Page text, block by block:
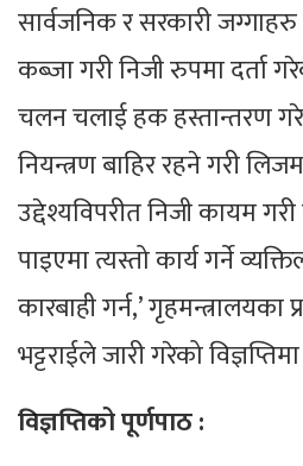
सार्वजनिक र सरकारी
कब्जा गरी निजी रुपमा दर्ता
चलन चलाई हक हस्तान्तरण
नियन्त्रण बाहिर रहने गरी
उद्देश्यविपरीत निजी कायम
पाइएमा त्यस्तो कार्य गर्ने
कारबाही गर्न,’ गृहमन्त्रालयका
भट्टराईले जारी गरेको
विज्ञप्तिको पूर्णपाठ :